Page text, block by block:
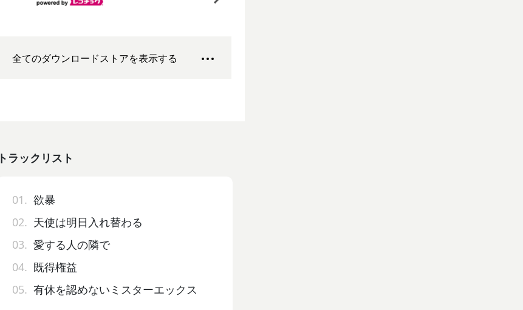
全てのダウンロードストアを表示する
トラックリスト
01. 欲暴
02. 天使は明日入れ替わる
03. 愛する人の隣で
04. 既得権益
05. 有休を認めないミスターエックス